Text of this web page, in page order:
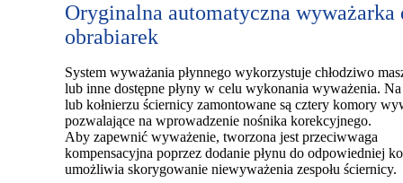
Oryginalna automatyczna wyważarka
obrabiarek
System wyważania płynnego wykorzystuje chłodziwo
lub inne dostępne płyny w celu wykonania wyważenia.
lub kołnierzu ściernicy zamontowane są cztery komory
pozwalające na wprowadzenie nośnika korekcyjnego.
Aby zapewnić wyważenie, tworzona jest przeciwwaga
kompensacyjna poprzez dodanie płynu do odpowiedniej
umożliwia skorygowanie niewyważenia zespołu ściernicy.